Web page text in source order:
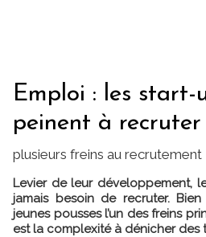
Emploi : les start-
peinent à recruter
plusieurs freins au recrutement
Levier de leur développement,
jamais besoin de recruter. Bien
jeunes pousses l’un des freins
est la complexité à dénicher des